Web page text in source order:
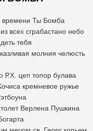
времени Ты Бомба
всех сграбастано небо
тебя
молния челюсть
Р.Х. цеп топор булава
кремневое ружье
Верлена Пушкина